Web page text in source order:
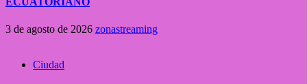
3 de agosto de 2026 zonastreaming
Ciudad